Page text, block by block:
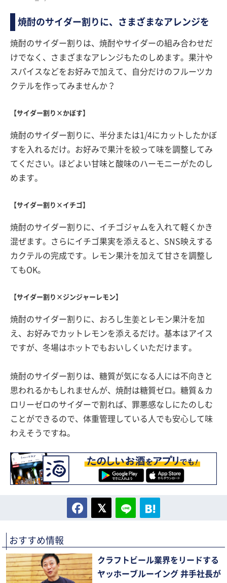
焼酎のサイダー割りに、さまざまなアレンジを
焼酎のサイダー割りは、焼酎やサイダーの組み合わせだ
けでなく、さまざまなアレンジもたのしめます。果汁や
スパイスなどをお好みで加えて、自分だけのフルーツカ
クテルを作ってみませんか？
【サイダー割り×かぼす】
焼酎のサイダー割りに、半分または1/4にカットしたかぼ
すを入れるだけ。お好みで果汁を絞って味を調整してみ
てください。ほどよい甘味と酸味のハーモニーがたのし
めます。
【サイダー割り×イチゴ】
焼酎のサイダー割りに、イチゴジャムを入れて軽くかき
混ぜます。さらにイチゴ果実を添えると、SNS映えする
カクテルの完成です。レモン果汁を加えて甘さを調整し
てもOK。
【サイダー割り×ジンジャーレモン】
焼酎のサイダー割りに、おろし生姜とレモン果汁を加
え、お好みでカットレモンを添えるだけ。基本はアイス
ですが、冬場はホットでもおいしくいただけます。
焼酎のサイダー割りは、糖質が気になる人には不向きと
思われるかもしれませんが、焼酎は糖質ゼロ。糖質＆カ
ロリーゼロのサイダーで割れば、罪悪感なしにたのしむ
ことができるので、体重管理している人でも安心して味
わえそうですね。
おすすめ情報
クラフトビール業界をリードする
ヤッホーブルーイング 井手社長が